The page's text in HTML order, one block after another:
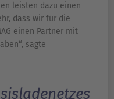
leisten dazu einen
dass wir für die
einen Partner mit
sagte